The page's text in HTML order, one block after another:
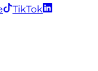
TikTok